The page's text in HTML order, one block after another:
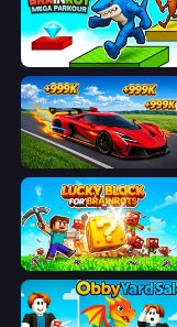
Brainrot Mega Parkour
Lucky Blocks for Brainrots